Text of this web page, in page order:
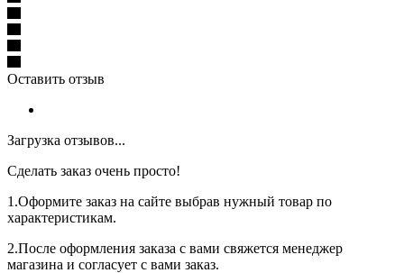
Оставить отзыв
Загрузка отзывов...
Сделать заказ очень просто!
1.Оформите заказ на сайте выбрав нужный товар по
характеристикам.
2.После оформления заказа с вами свяжется менеджер
магазина и согласует с вами заказ.